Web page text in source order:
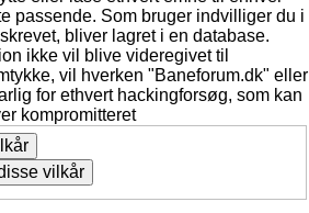
passende. Som bruger indvilliger du i
bliver lagret i en database.
ikke vil blive videregivet til
vil hverken "Baneforum.dk" eller
for ethvert hackingforsøg, som kan
kompromitteret